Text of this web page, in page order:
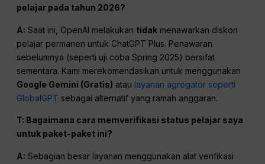
pelajar pada tahun 2026?
A: Saat ini, OpenAI melakukan tidak menawarkan diskon
pelajar permanen untuk ChatGPT Plus. Penawaran
sebelumnya (seperti uji coba Spring 2025) bersifat
sementara. Kami merekomendasikan untuk menggunakan
Google Gemini (Gratis) atau layanan agregator seperti
GlobalGPT sebagai alternatif yang ramah anggaran.
T: Bagaimana cara memverifikasi status pelajar saya
untuk paket-paket ini?
A: Sebagian besar layanan menggunakan alat verifikasi